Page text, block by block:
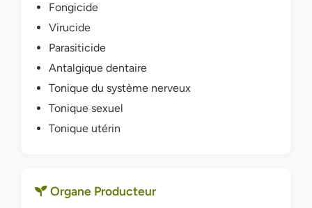
Fongicide
Virucide
Parasiticide
Antalgique dentaire
Tonique du système nerveux
Tonique sexuel
Tonique utérin
Organe Producteur